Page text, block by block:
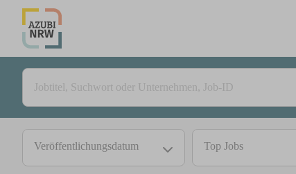
Veröffentlichungsdatum Top Jobs